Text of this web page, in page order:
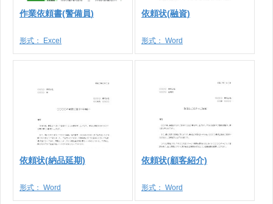
作業依頼書(警備員)
形式： Excel
依頼状(融資)
形式： Word
依頼状(納品延期)
形式： Word
依頼状(顧客紹介)
形式： Word